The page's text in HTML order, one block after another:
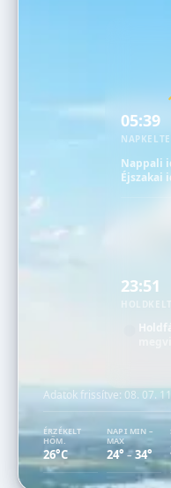
05:39
NAPKELTE
Nappali
Éjszakai
23:51
Adatok frissítve: 08. 07.
ÉRZÉKELT
HŐM.
26°C
NAPI MIN –
MAX
24° –34°